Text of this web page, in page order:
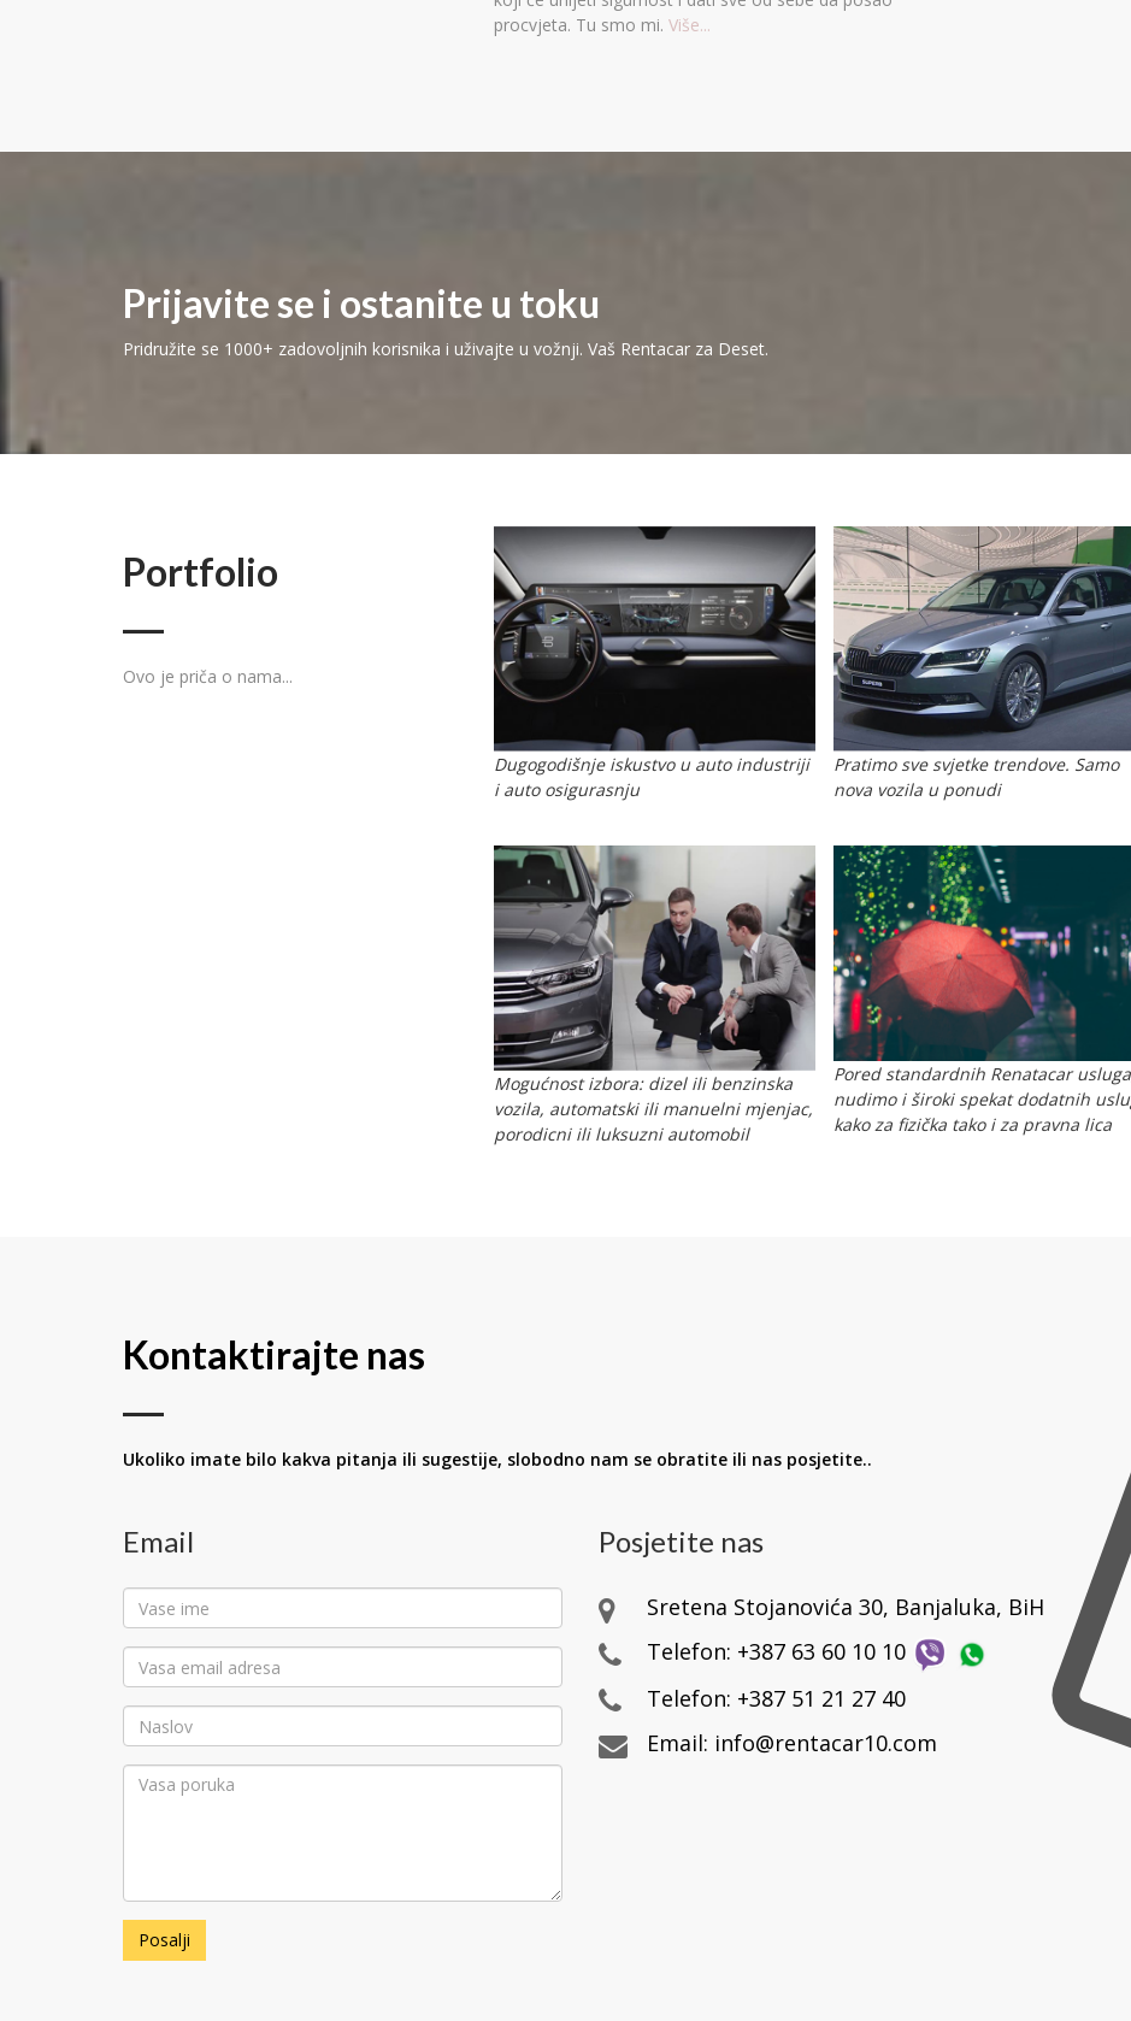
procvjeta. Tu smo mi. Više...
Prijavite se i ostanite u toku
Pridružite se 1000+ zadovoljnih korisnika i uživajte u vožnji. Vaš Rentacar za Deset.
Portfolio
Ovo je priča o nama...
Dugogodišnje iskustvo u auto industriji
i auto osigurasnju
Pratimo sve svjetke trendove. Samo
nova vozila u ponudi
Mogućnost izbora: dizel ili benzinska
vozila, automatski ili manuelni mjenjac,
porodicni ili luksuzni automobil
Pored standardnih Renatacar
nudimo i široki spekat dodatnih
kako za fizička tako i za pravna lica
Kontaktirajte nas
Ukoliko imate bilo kakva pitanja ili sugestije, slobodno nam se obratite ili nas posjetite..
Email
Posalji
Posjetite nas
Sretena Stojanovića 30, Banjaluka, BiH
Telefon: +387 63 60 10 10
Telefon: +387 51 21 27 40
Email: info@rentacar10.com